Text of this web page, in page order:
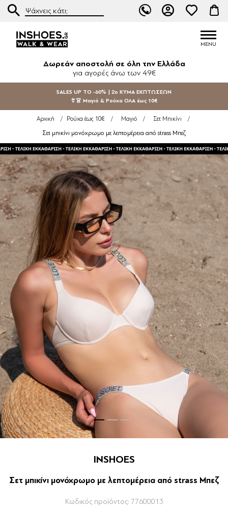
Δωρεάν αποστολή σε όλη την Ελλάδα
για αγορές άνω των 49€
SALES UP TO -60% | 2ο ΚΥΜΑ ΕΚΠΤΩΣΕΩΝ
👙👗 Μαγιό & Ρούχα ΟΛΑ έως 10€
Αρχική / Ρούχα έως 10€ / Μαγιό / Σετ Μπικίνι /
Σετ μπικίνι μονόχρωμο με λεπτομέρεια από strass Μπεζ
INSHOES
Σετ μπικίνι μονόχρωμο με λεπτομέρεια από strass Μπεζ
Κωδικός προϊόντος: 77600013